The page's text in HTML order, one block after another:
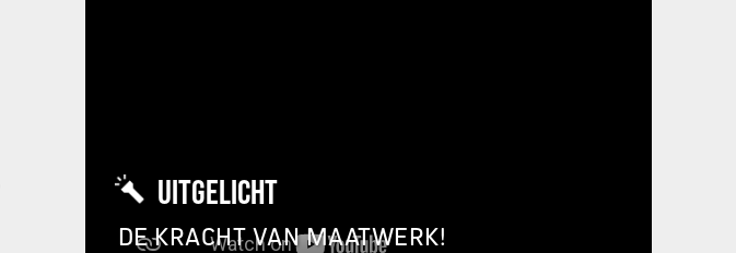
UITGELICHT
DE KRACHT VAN MAATWERK!